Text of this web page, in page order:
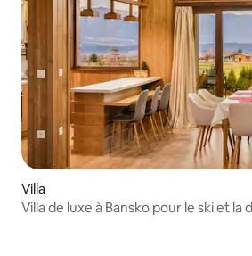
Villa
Villa de luxe à Bansko pour le ski et la